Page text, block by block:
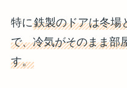
特に鉄製のドアは冬場
で、冷気がそのまま部
す。